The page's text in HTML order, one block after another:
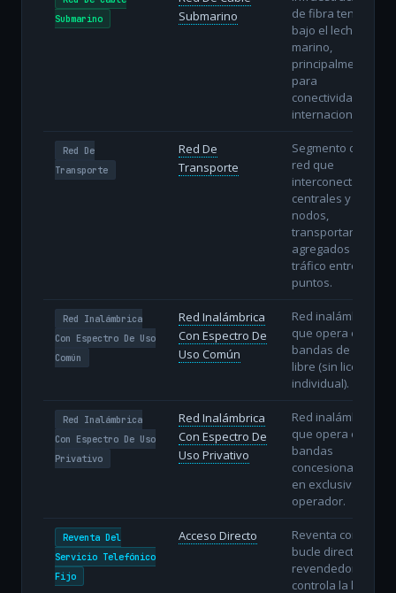
Submarino
Submarino
de fibra tendida
bajo el lecho
marino,
principalmente
para
conectividad
internacional.
Red De
Transporte
Red De
Transporte
Segmento de
red que
interconecta
centrales y
nodos,
transportando
agregados de
tráfico entre
puntos.
Red Inalámbrica
Con Espectro De Uso
Común
Red Inalámbrica
Con Espectro De
Uso Común
Red inalámbrica
que opera en
bandas de uso
libre (sin licencia
individual).
Red Inalámbrica
Con Espectro De Uso
Privativo
Red Inalámbrica
Con Espectro De
Uso Privativo
Red inalámbrica
que opera en
bandas
concesionadas
en exclusiva al
operador.
Reventa Del
Servicio Telefónico
Fijo
Acceso Directo
Reventa con
bucle directo: el
revendedor
controla la línea